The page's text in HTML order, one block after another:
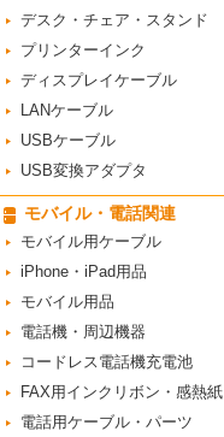
デスク・チェア・スタンド
プリンターインク
ディスプレイケーブル
LANケーブル
USBケーブル
USB変換アダプタ
モバイル・電話関連
モバイル用ケーブル
iPhone・iPad用品
モバイル用品
電話機・周辺機器
コードレス電話機充電池
FAX用インクリボン・感熱紙
電話用ケーブル・パーツ